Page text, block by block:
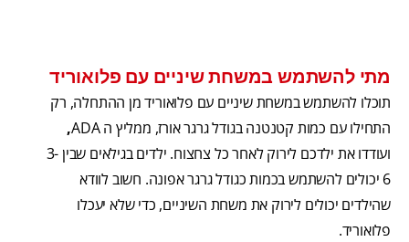
מתי להשתמש במשחת שיניים עם פלואוריד
תוכלו להשתמש במשחת שיניים עם פלואוריד מן ההתחלה, רק
התחילו עם כמות קטנטנה בגודל גרגר אורז, ממליץ ה ADA
,
ועודדו את ילדכם לירוק לאחר כל צחצוח. ילדים בגילאים שבין 3-
6 יכולים להשתמש בכמות כגודל גרגר אפונה. חשוב לוודא
שהילדים יכולים לירוק את משחת השיניים, כדי שלא יעכלו
פלואוריד.